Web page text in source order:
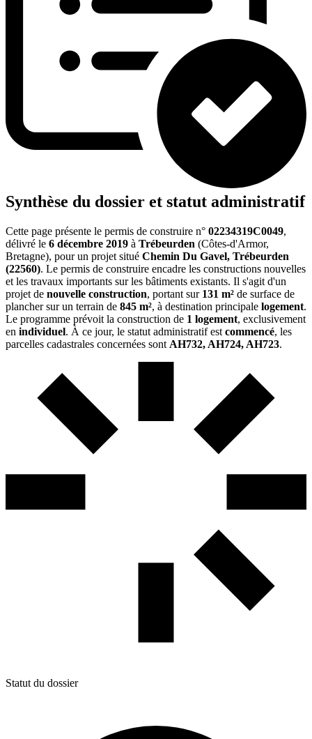
Synthèse du dossier et statut administratif
Cette page présente le permis de construire n° 02234319C0049,
délivré le 6 décembre 2019 à Trébeurden (Côtes-d'Armor,
Bretagne), pour un projet situé Chemin Du Gavel, Trébeurden
(22560). Le permis de construire encadre les constructions nouvelles
et les travaux importants sur les bâtiments existants. Il s'agit d'un
projet de nouvelle construction, portant sur 131 m² de surface de
plancher sur un terrain de 845 m², à destination principale logement.
Le programme prévoit la construction de 1 logement, exclusivement
en individuel. À ce jour, le statut administratif est commencé, les
parcelles cadastrales concernées sont AH732, AH724, AH723.
Statut du dossier